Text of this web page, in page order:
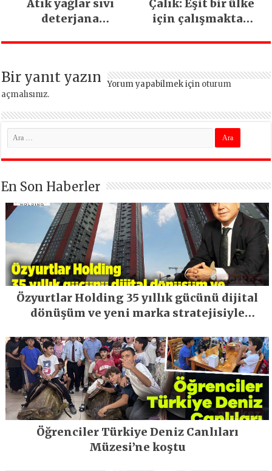
Atık yağlar sıvı
deterjana
Çalık: Eşit bir ülke
için çalışmaktan
Bir yanıt yazın Yorum yapabilmek için oturum
açmalısınız.
En Son Haberler
Özyurtlar Holding 35 yıllık gücünü dijital
dönüşüm ve yeni marka stratejisiyle
Öğrenciler Türkiye Deniz Canlıları
Müzesi’ne koştu